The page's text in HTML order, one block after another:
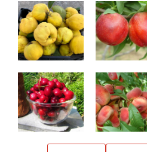
Gutui de Huși Nectared
Hedelfinger Filip